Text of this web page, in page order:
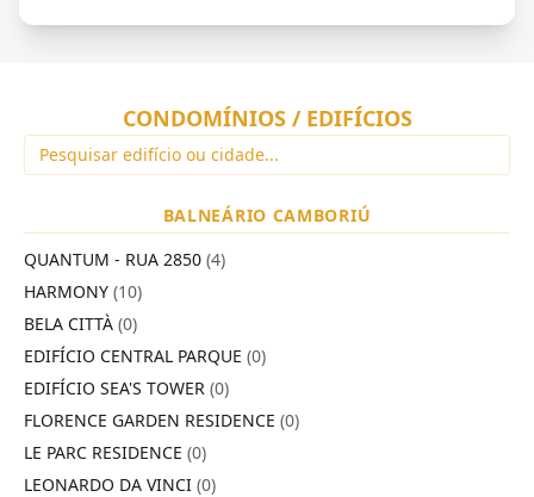
CONDOMÍNIOS / EDIFÍCIOS
BALNEÁRIO CAMBORIÚ
QUANTUM - RUA 2850 (4)
HARMONY (10)
BELA CITTÀ (0)
EDIFÍCIO CENTRAL PARQUE (0)
EDIFÍCIO SEA'S TOWER (0)
FLORENCE GARDEN RESIDENCE (0)
LE PARC RESIDENCE (0)
LEONARDO DA VINCI (0)